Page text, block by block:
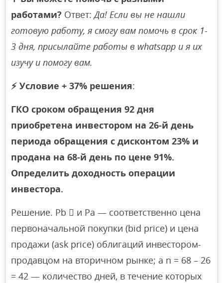
работами? Ответ:Да! Если вы не нашли
готовую работу, я смогу вам помочь в срок 1-
3 дня, присылайте работы в whatsapp и я их
изучу и помогу вам.
⚡ Условие + 37% решения:
ГКО сроком обращения 92 дня
приобретена инвестором на 26-й день
периода обращения с дисконтом 23% и
продана на 68-й день по цене 91%.
Определить доходность операции
инвестора.
Решение. Pb  и Pa — соответственно цена
первоначальной покупки (bid price) и цена
продажи (ask price) облигаций инвестором-
продавцом на вторичном рынке; a n = 68 – 26
= 42 — количество дней, в течение которых